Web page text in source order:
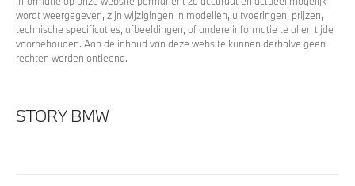
wordt weergegeven, zijn wijzigingen in modellen, uitvoeringen, prijzen,
technische specificaties, afbeeldingen, of andere informatie te allen tijde
voorbehouden. Aan de inhoud van deze website kunnen derhalve geen
rechten worden ontleend.
STORY BMW